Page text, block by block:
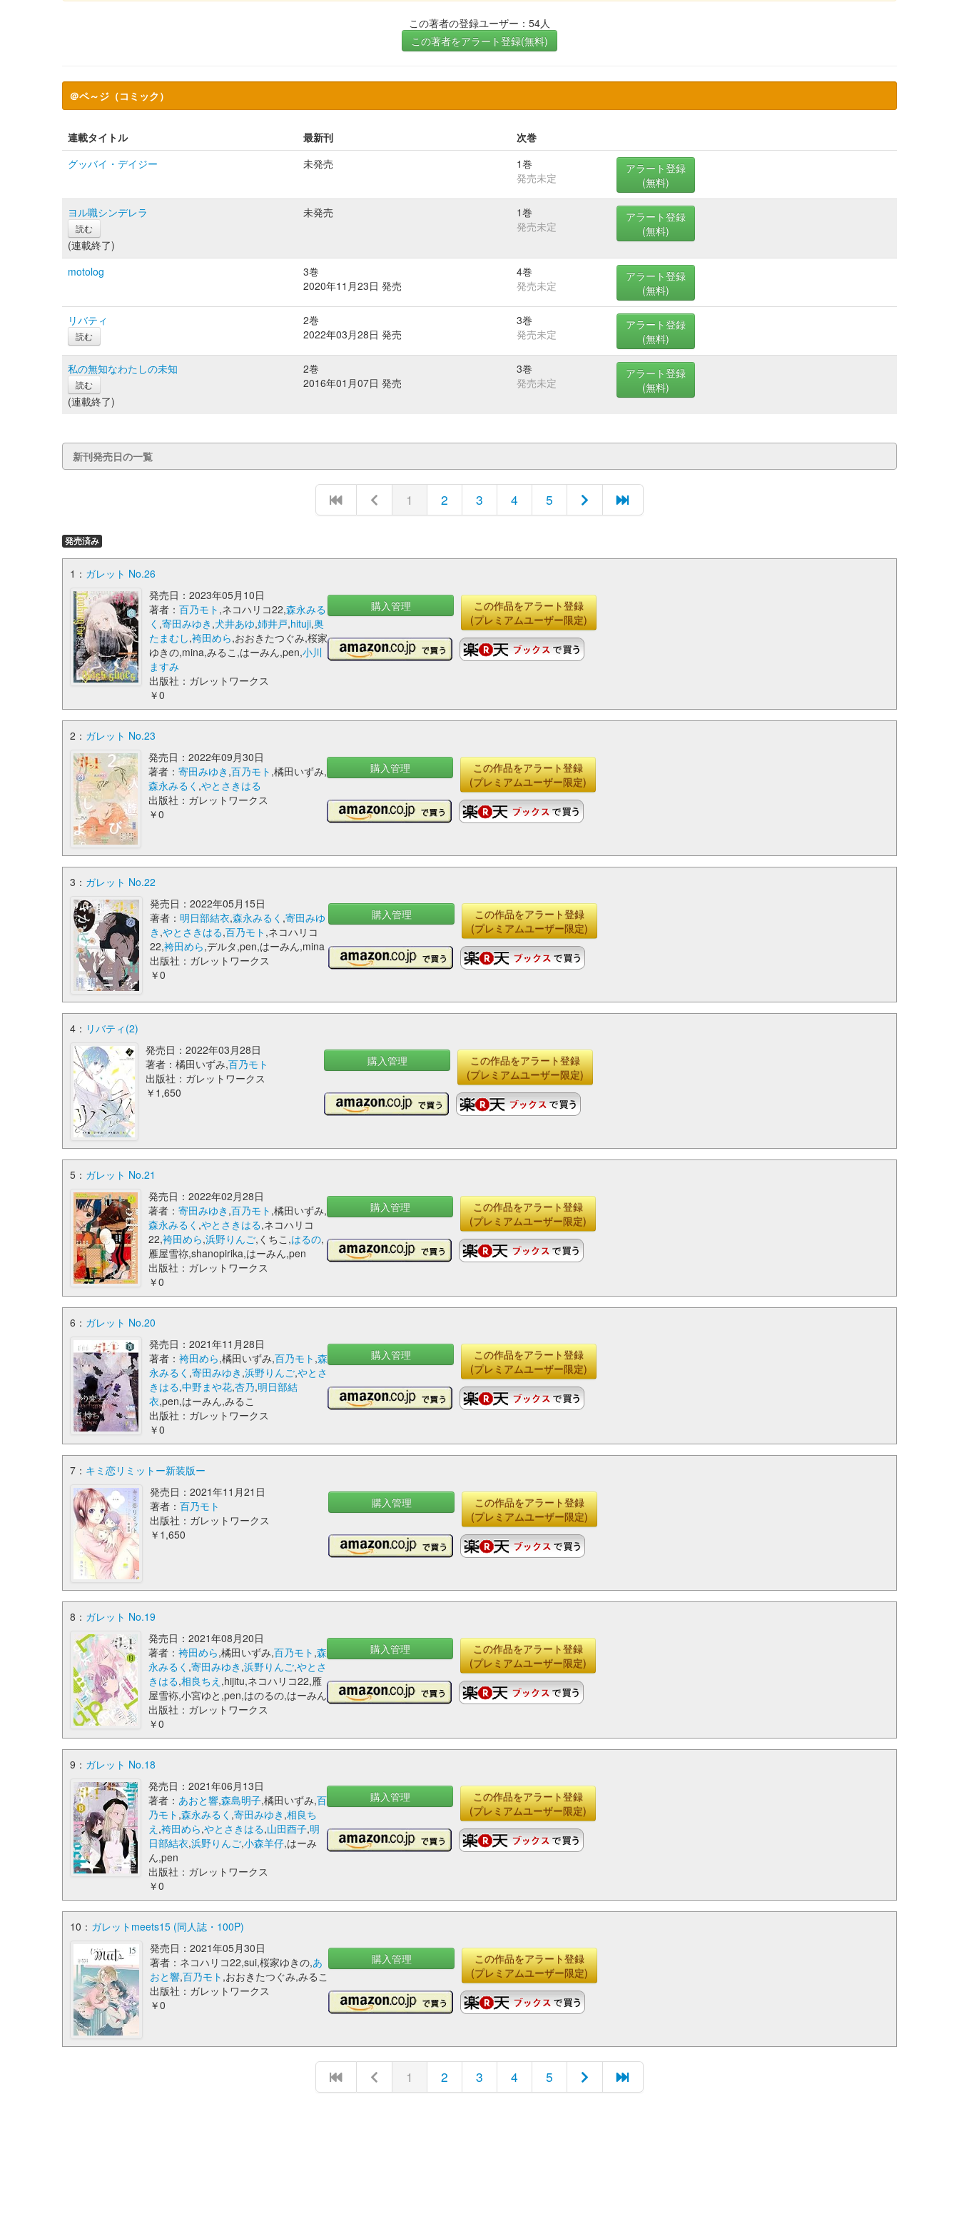
この著者の登録ユーザー：54人
この著者をアラート登録(無料)
＠ペ～ジ（コミック）
連載タイトル 最新刊
次巻
グッバイ・デイジー
未発売
1巻
発売未定
アラート登録
(無料)
ヨル職シンデレラ
読む
(連載終了)
未発売
1巻
発売未定
アラート登録
(無料)
motolog
3巻
2020年11月23日 発売
4巻
発売未定
アラート登録
(無料)
リバティ
読む
2巻
2022年03月28日 発売
3巻
発売未定
アラート登録
(無料)
私の無知なわたしの未知
読む
(連載終了)
2巻
2016年01月07日 発売
3巻
発売未定
アラート登録
(無料)
新刊発売日の一覧
1 2 3 4 5
発売済み
1： ガレット No.26
発売日：2023年05月10日
著者：百乃モト ,ネコハリコ22,森永みる
く ,寄田みゆき ,犬井あゆ,姉井戸,hituji,奥
たまむし,袴田めら,おおきたつぐみ,桜家
ゆきの,mina,みるこ,はーみん,pen,小川
ますみ
出版社：ガレットワークス
￥0
購入管理
この作品をアラート登録
(プレミアムユーザー限定)
2： ガレット No.23
発売日：2022年09月30日
著者：寄田みゆき ,百乃モト ,橘田いずみ,
森永みるく ,やとさきはる
出版社：ガレットワークス
￥0
購入管理
この作品をアラート登録
(プレミアムユーザー限定)
3： ガレット No.22
発売日：2022年05月15日
著者： 明日部結衣,森永みるく ,寄田みゆ
き ,やとさきはる,百乃モト ,ネコハリコ
22,袴田めら,デルタ,pen,はーみん,mina
出版社：ガレットワークス
￥0
購入管理
この作品をアラート登録
(プレミアムユーザー限定)
4： リバティ(2)
発売日：2022年03月28日
著者：橘田いずみ,百乃モト
出版社：ガレットワークス
￥1,650
購入管理
この作品をアラート登録
(プレミアムユーザー限定)
5： ガレット No.21
発売日：2022年02月28日
著者：寄田みゆき ,百乃モト ,橘田いずみ,
森永みるく ,やとさきはる,ネコハリコ
22,袴田めら,浜野りんご,くちこ,はるの,
雁屋雪祢,shanopirika,はーみん,pen
出版社：ガレットワークス
￥0
購入管理
この作品をアラート登録
(プレミアムユーザー限定)
6： ガレット No.20
発売日：2021年11月28日
著者：袴田めら,橘田いずみ,百乃モト ,森
永みるく ,寄田みゆき ,浜野りんご,やとさ
きはる,中野まや花,杏乃,明日部結
衣,pen,はーみん,みるこ
出版社：ガレットワークス
￥0
購入管理
この作品をアラート登録
(プレミアムユーザー限定)
7： キミ恋リミットー新装版ー
発売日：2021年11月21日
著者： 百乃モト
出版社：ガレットワークス
￥1,650
購入管理
この作品をアラート登録
(プレミアムユーザー限定)
8： ガレット No.19
発売日：2021年08月20日
著者：袴田めら,橘田いずみ,百乃モト ,森
永みるく ,寄田みゆき ,浜野りんご,やとさ
きはる,相良ちえ ,hijitu,ネコハリコ22,雁
屋雪袮,小宮ゆと,pen,はのるの,はーみん
出版社：ガレットワークス
￥0
購入管理
この作品をアラート登録
(プレミアムユーザー限定)
9： ガレット No.18
発売日：2021年06月13日
著者：あおと響,森島明子,橘田いずみ,百
乃モト ,森永みるく ,寄田みゆき ,相良ち
え ,袴田めら,やとさきはる,山田酉子,明
日部結衣,浜野りんご,小森羊仔,はーみ
ん,pen
出版社：ガレットワークス
￥0
購入管理
この作品をアラート登録
(プレミアムユーザー限定)
10： ガレットmeets15 (同人誌・100P)
発売日：2021年05月30日
著者：ネコハリコ22,sui,桜家ゆきの,あ
おと響,百乃モト ,おおきたつぐみ,みるこ
出版社：ガレットワークス
￥0
購入管理
この作品をアラート登録
(プレミアムユーザー限定)
1 2 3 4 5